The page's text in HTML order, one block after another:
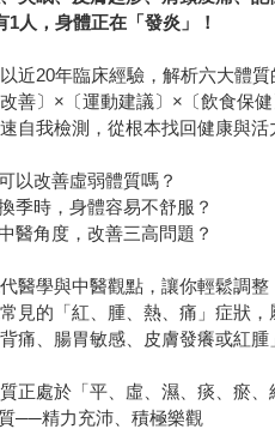
1人，身體正在「發炎」！
近20年臨床經驗，解析六大體質
善〕×〔運動建議〕×〔飲食保
自我檢測，從根本找回健康與活
以改善虛弱體質嗎？
季時，身體容易不舒服？
醫角度，改善三高問題？
醫學與中醫觀點，讓你輕鬆調整
見的「紅、腫、熱、痛」症狀
痛、腸胃敏感、皮膚發癢或紅
正處於「平、虛、濕、痰、瘀、
──精力充沛、積極樂觀